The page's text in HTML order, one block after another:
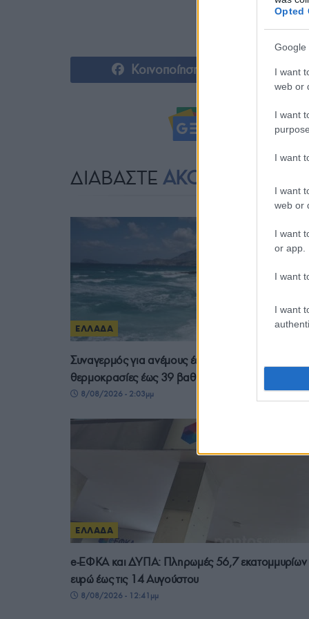
Opted
Google
I want
web or
I want
I want
I want
web or
I want
or app.
I want
I want
Κοινοποίηση
ΔΙΑΒΑΣΤΕ ΑΚΟΜΗ
ΕΛΛΑΔΑ
Συναγερμός για ανέμους έως 9 μποφόρ και
θερμοκρασίες έως 39 βαθμούς
8/08/2026 - 2:03μμ
ΕΛΛΑΔΑ
e-ΕΦΚΑ και ΔΥΠΑ: Πληρωμές 56,7 εκατομμυρίων
ευρώ έως τις 14 Αυγούστου
8/08/2026 - 12:41μμ